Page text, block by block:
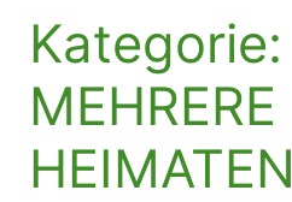
Kategorie:
MEHRERE
HEIMATEN